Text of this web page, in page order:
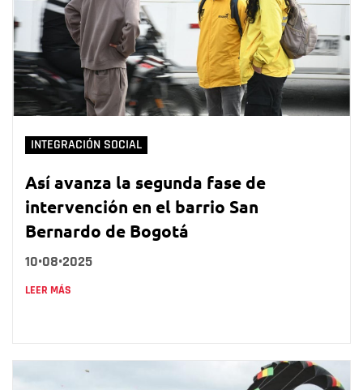
INTEGRACIÓN SOCIAL
Así avanza la segunda fase de
intervención en el barrio San
Bernardo de Bogotá
10•08•2025
LEER MÁS